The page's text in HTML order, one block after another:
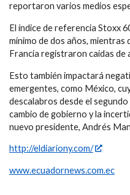
reportaron varios medios
El índice de referencia Stoxx
mínimo de dos años, mientras
Francia registraron caídas de
Esto también impactará
emergentes, como México,
descalabros desde el
cambio de gobierno y la
nuevo presidente, Andrés
http://eldiariony.com/
www.ecuadornews.com.ec